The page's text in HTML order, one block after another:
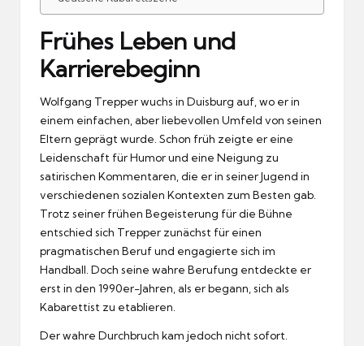
Frühes Leben und
Karrierebeginn
Wolfgang Trepper wuchs in Duisburg auf, wo er in
einem einfachen, aber liebevollen Umfeld von seinen
Eltern geprägt wurde. Schon früh zeigte er eine
Leidenschaft für Humor und eine Neigung zu
satirischen Kommentaren, die er in seiner Jugend in
verschiedenen sozialen Kontexten zum Besten gab.
Trotz seiner frühen Begeisterung für die Bühne
entschied sich Trepper zunächst für einen
pragmatischen Beruf und engagierte sich im
Handball. Doch seine wahre Berufung entdeckte er
erst in den 1990er-Jahren, als er begann, sich als
Kabarettist zu etablieren.
Der wahre Durchbruch kam jedoch nicht sofort.